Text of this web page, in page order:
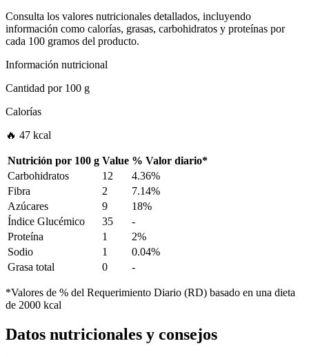
Consulta los valores nutricionales detallados, incluyendo
información como calorías, grasas, carbohidratos y proteínas por
cada 100 gramos del producto.
Información nutricional
Cantidad por100 g
Calorías
🔥 47 kcal
Nutrición por 100 g Value % Valor diario*
Carbohidratos
12
4.36%
Fibra
2
7.14%
Azúcares
9
18%
Índice Glucémico
35
-
Proteína
1
2%
Sodio
1
0.04%
Grasa total
0 -
*Valores de % del Requerimiento Diario (RD) basado en una dieta
de 2000 kcal
Datos nutricionales y consejos